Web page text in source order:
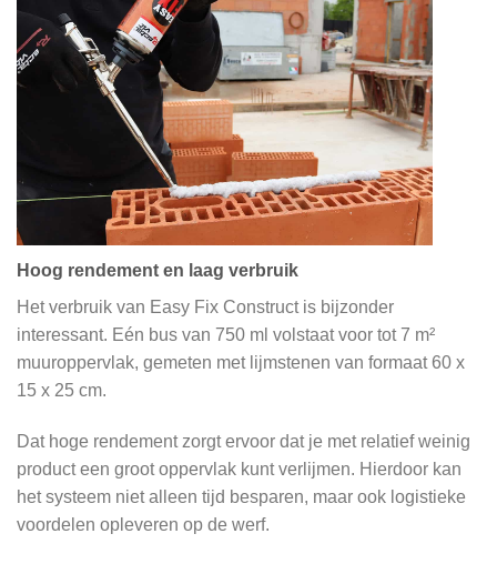
Hoog rendement en laag verbruik
Het verbruik van Easy Fix Construct is bijzonder
interessant. Eén bus van 750 ml volstaat voor tot 7 m²
muuroppervlak, gemeten met lijmstenen van formaat 60 x
15 x 25 cm.
Dat hoge rendement zorgt ervoor dat je met relatief weinig
product een groot oppervlak kunt verlijmen. Hierdoor kan
het systeem niet alleen tijd besparen, maar ook logistieke
voordelen opleveren op de werf.